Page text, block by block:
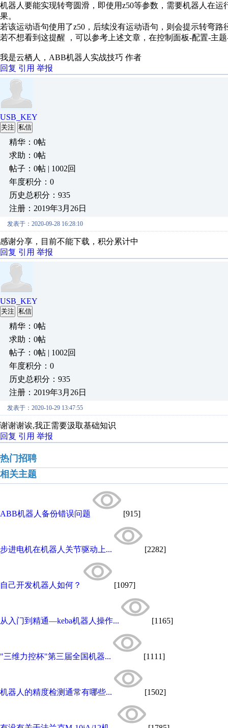
机器人要能实现转弯圆滑，即使用z50等参数，需要机器人在
果。
若该运动语句使用了z50，后续没有运动语句，则会提示转弯
若不想看到这提醒 ，可以参考上述文章，在控制面板-配置-主题-
我是云栖人，ABB机器人实战技巧 作者
回复 引用 举报
USB_KEY
关注 私信
精华：0帖
求助：0帖
帖子：0帖 | 1002回
年度积分：0
历史总积分：935
注册：2019年3月26日
发表于：2020-09-28 16:28:10
感谢分享，目前不能下载，积分累计中
回复 引用 举报
USB_KEY
关注 私信
精华：0帖
求助：0帖
帖子：0帖 | 1002回
年度积分：0
历史总积分：935
注册：2019年3月26日
发表于：2020-10-29 13:47:55
谢谢谢诶,我正需要汲取基础知识
回复 引用 举报
热门招聘
相关主题
ABB机器人备份错误问题 [915]
步进电机在机器人关节驱动上... [2282]
自己开发机器人如何？ [1097]
从入门到精通—keba机器人操作... [1165]
"三维力控杯"第三届全国机器... [1111]
机器人的精度检测通常有哪些... [1502]